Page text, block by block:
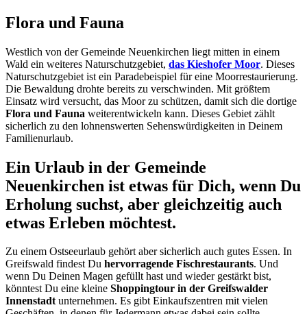
Flora und Fauna
Westlich von der Gemeinde Neuenkirchen liegt mitten in einem
Wald ein weiteres Naturschutzgebiet, das Kieshofer Moor. Dieses
Naturschutzgebiet ist ein Paradebeispiel für eine Moorrestaurierung.
Die Bewaldung drohte bereits zu verschwinden. Mit größtem
Einsatz wird versucht, das Moor zu schützen, damit sich die dortige
Flora und Fauna weiterentwickeln kann. Dieses Gebiet zählt
sicherlich zu den lohnenswerten Sehenswürdigkeiten in Deinem
Familienurlaub.
Ein Urlaub in der Gemeinde
Neuenkirchen ist etwas für Dich, wenn Du
Erholung suchst, aber gleichzeitig auch
etwas Erleben möchtest.
Zu einem Ostseeurlaub gehört aber sicherlich auch gutes Essen. In
Greifswald findest Du hervorragende Fischrestaurants. Und
wenn Du Deinen Magen gefüllt hast und wieder gestärkt bist,
könntest Du eine kleine Shoppingtour in der Greifswalder
Innenstadtunternehmen. Es gibt Einkaufszentren mit vielen